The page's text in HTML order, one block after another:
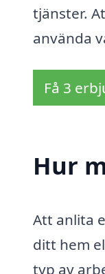
tjänster.
använda
Få 3
Hur
Att anlita
ditt hem
typ av